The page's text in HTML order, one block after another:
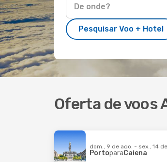
Pesquisar Voo + Hotel
Oferta de voos
dom., 9 de ago. - sex., 14
PortoparaCaiena